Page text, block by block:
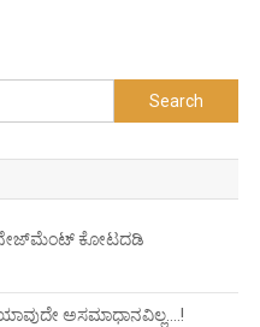
Search
for:
ಕೋಟದಡಿ
ಅಸಮಾಧಾನವಿಲ್ಲ….!